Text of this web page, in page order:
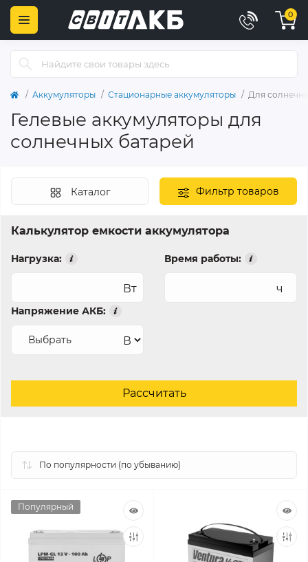
0
Аккумуляторы Стационарные аккумуляторы Для
Гелевые аккумуляторы для
солнечных батарей
Фильтр товаров
Каталог
Калькулятор емкости аккумулятора
Нагрузка:
Вт
Время работы:
ч
Напряжение АКБ:
В
Популярный